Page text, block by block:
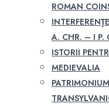
ROMAN
A. CHR. – I P.
ISTORII
MEDIEVALIA